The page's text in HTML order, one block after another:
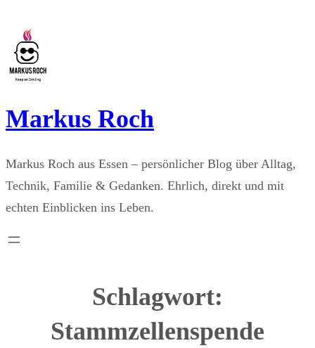
Inhalt
springen
Markus Roch
Markus Roch aus Essen – persönlicher Blog über Alltag,
Technik, Familie & Gedanken. Ehrlich, direkt und mit
echten Einblicken ins Leben.
Schlagwort:
Stammzellenspende